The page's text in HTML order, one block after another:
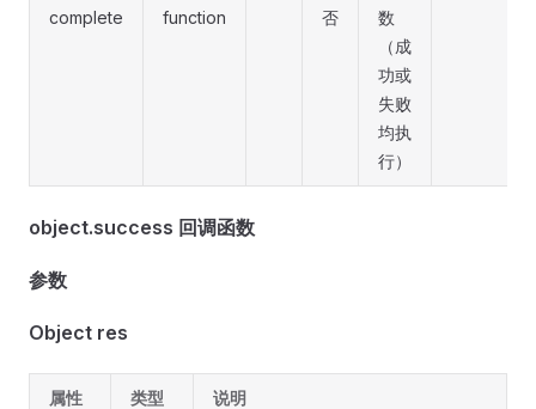
complete function 否
数
（成
功或
失败
均执
行）
object.success 回调函数
参数
Object res
属性 类型 说明